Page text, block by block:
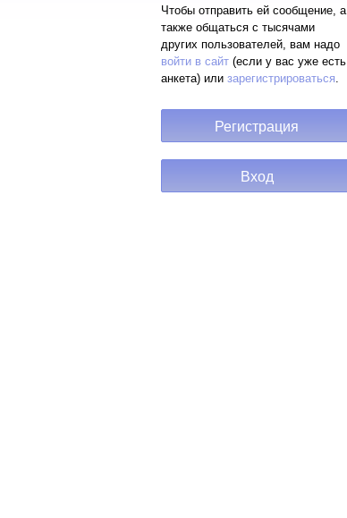
Чтобы отправить ей сообщение, а
также общаться с тысячами
других пользователей, вам надо
войти в сайт (если у вас уже есть
анкета) или зарегистрироваться.